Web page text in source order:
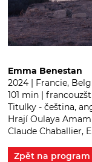
Emma Benestan
2024 | Francie,
101 min |
Titulky - čeština,
Hrají Oulaya
Claude Chaballier,
Zpět na program